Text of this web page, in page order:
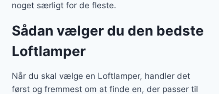
noget særligt for de fleste.
Sådan vælger du den bedste
Loftlamper
Når du skal vælge en Loftlamper, handler det
først og fremmest om at finde en, der passer til